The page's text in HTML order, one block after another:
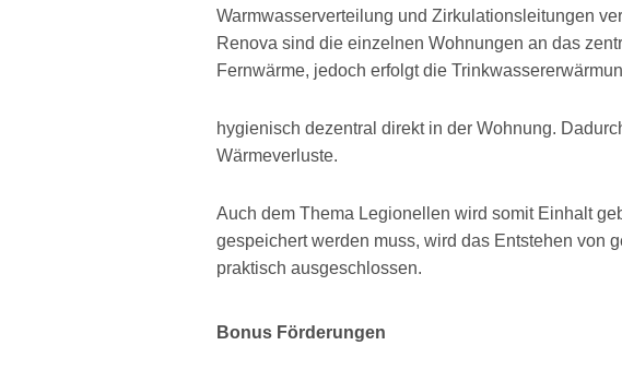
Warmwasserverteilung und Zirkulationsleitungen
Renova sind die einzelnen Wohnungen an das
Fernwärme, jedoch erfolgt die
hygienisch dezentral direkt in der Wohnung.
Wärmeverluste.
Auch dem Thema Legionellen wird somit Einhalt
gespeichert werden muss, wird das Entstehen von
praktisch ausgeschlossen.
Bonus Förderungen